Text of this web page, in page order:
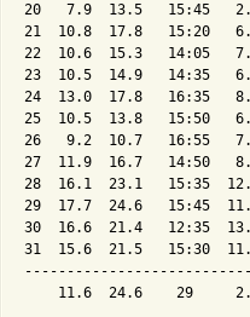
20   7.9  13.5   15:45
21  10.8  17.8   15:20
22  10.6  15.3   14:05
23  10.5  14.9   14:35
24  13.0  17.8   16:35
25  10.5  13.8   15:50
26   9.2  10.7   16:55
27  11.9  16.7   14:50
28  16.1  23.1   15:35
29  17.7  24.6   15:45
30  16.6  21.4   12:35
31  15.6  21.5   15:30
11.6  24.6    29